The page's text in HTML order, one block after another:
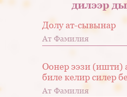
дилээр
Долу ат-сывынар
Оонер ээзи (ишти)
биле келир силер